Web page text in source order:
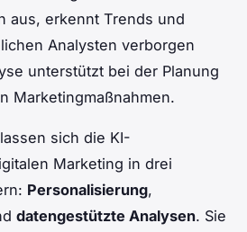
aus, erkennt Trends und
Analysten verborgen
unterstützt bei der Planung
Marketingmaßnahmen.
sich die KI-
Marketing in drei
Personalisierung,
datengestützte Analysen. Sie